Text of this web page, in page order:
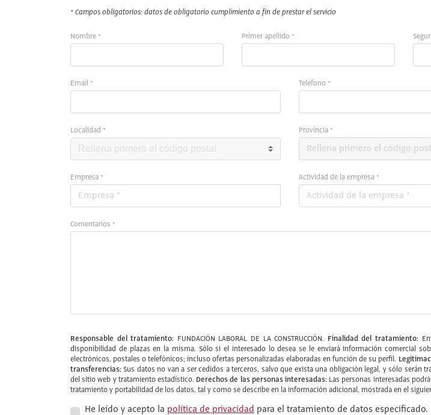
* Campos obligatorios: datos de obligatorio cumplimiento a fin de prestar el servicio
Nombre * Primer apellido *
Email * Teléfono *
Localidad * Provincia *
Empresa * Actividad de la empresa *
Comentarios *
Responsable del tratamiento: FUNDACIÓN LABORAL DE LA CONSTRUCCIÓN. Finalidad del tratamiento:
disponibilidad de plazas en la misma. Sólo si el interesado lo desea se le enviará información comercial
electrónicos, postales o telefónicos; incluso ofertas personalizadas elaboradas en función de su perfil.
transferencias: Sus datos no van a ser cedidos a terceros, salvo que exista una obligación legal, y sólo serán
del sitio web y tratamiento estadístico. Derechos de las personas interesadas: Las personas interesadas
tratamiento y portabilidad de los datos, tal y como se describe en la información adicional, mostrada en el
He leído y acepto la política de privacidad para el tratamiento de datos especificado.